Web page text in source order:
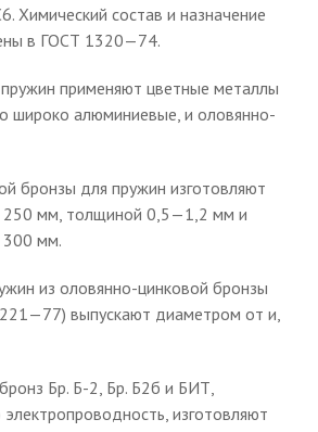
Химический состав и назначение
в ГОСТ 1320—74.
применяют цветные металлы
широко алюминиевые, и оловянно-
бронзы для пружин изготовляют
мм, толщиной 0,5—1,2 мм и
мм.
из оловянно-цинковой бронзы
выпускают диаметром от и,
Бр. Б-2, Бр. Б2б и БИТ,
изготовляют